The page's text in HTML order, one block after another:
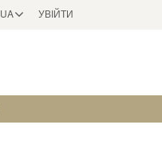
УВІЙТИ
UA